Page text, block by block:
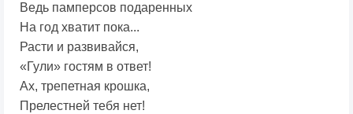
Ведь памперсов подаренных
На год хватит пока...
Расти и развивайся,
«Гули» гостям в ответ!
Ах, трепетная крошка,
Прелестней тебя нет!